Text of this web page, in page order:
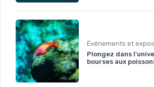
Plongez dans
bourses aux